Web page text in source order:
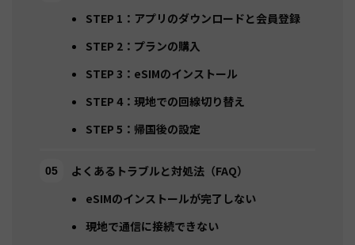
STEP 1：アプリのダウンロードと会員登録
STEP 2：プランの購入
STEP 3：eSIMのインストール
STEP 4：現地での回線切り替え
STEP 5：帰国後の設定
よくあるトラブルと対処法（FAQ）
eSIMのインストールが完了しない
現地で通信に接続できない